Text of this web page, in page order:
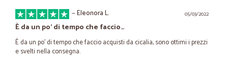
05/03/2022
—Eleonora L.
È da un po' di tempo che faccio…
È da un po' di tempo che faccio acquisti da cicalia, sono ottimi i prezzi
e svelti nella consegna.